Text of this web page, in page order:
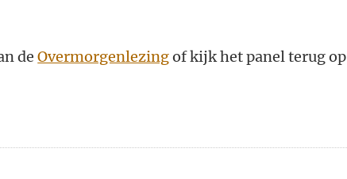
deOvermorgenlezingof kijk het panel terug op